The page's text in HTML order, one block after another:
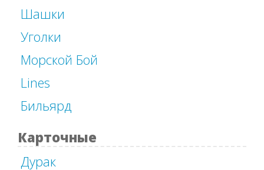
Шашки
Уголки
Морской Бой
Lines
Бильярд
Карточные
Дурак